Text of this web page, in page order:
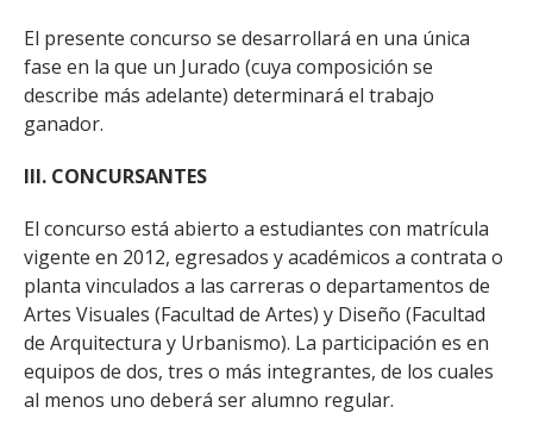
El presente concurso se desarrollará en una única
fase en la que un Jurado (cuya composición se
describe más adelante) determinará el trabajo
ganador.
III. CONCURSANTES
El concurso está abierto a estudiantes con matrícula
vigente en 2012, egresados y académicos a contrata o
planta vinculados a las carreras o departamentos de
Artes Visuales (Facultad de Artes) y Diseño (Facultad
de Arquitectura y Urbanismo). La participación es en
equipos de dos, tres o más integrantes, de los cuales
al menos uno deberá ser alumno regular.